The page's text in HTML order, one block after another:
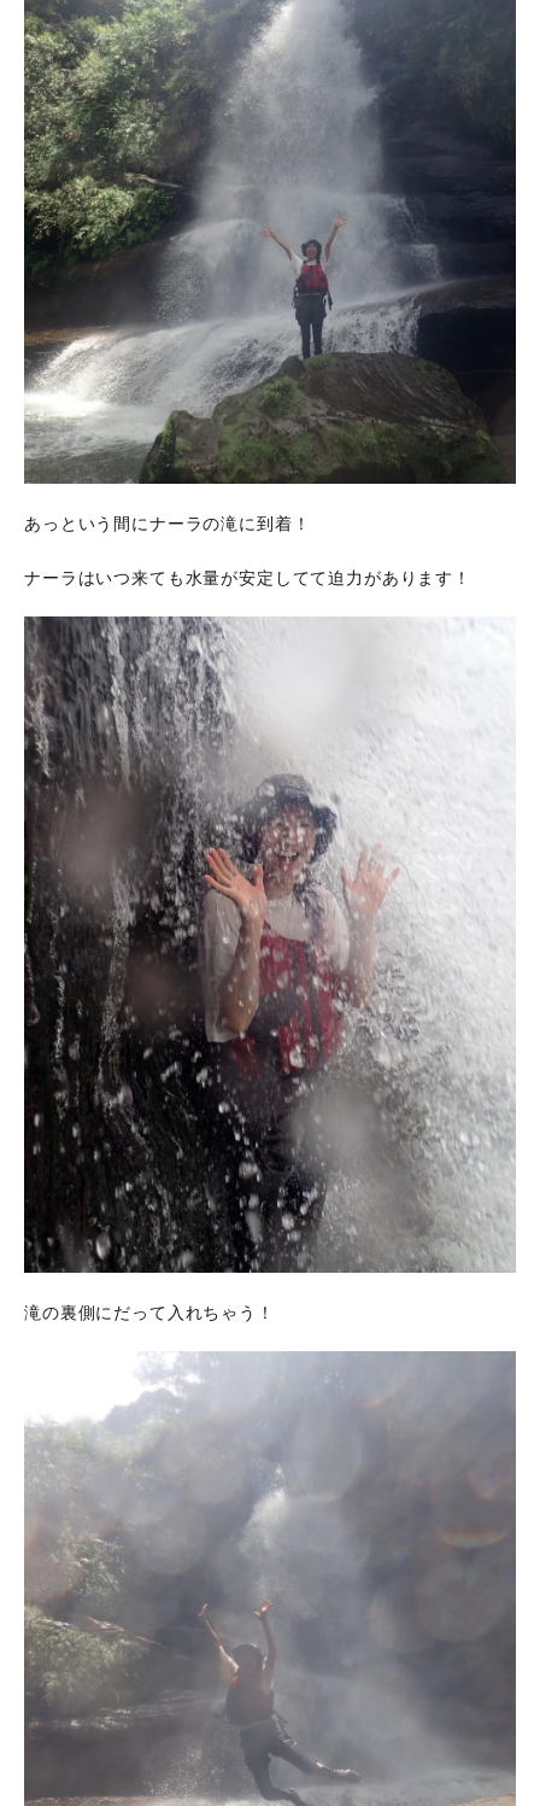
あっという間にナーラの滝に到着！
ナーラはいつ来ても水量が安定してて迫力があります！
滝の裏側にだって入れちゃう！